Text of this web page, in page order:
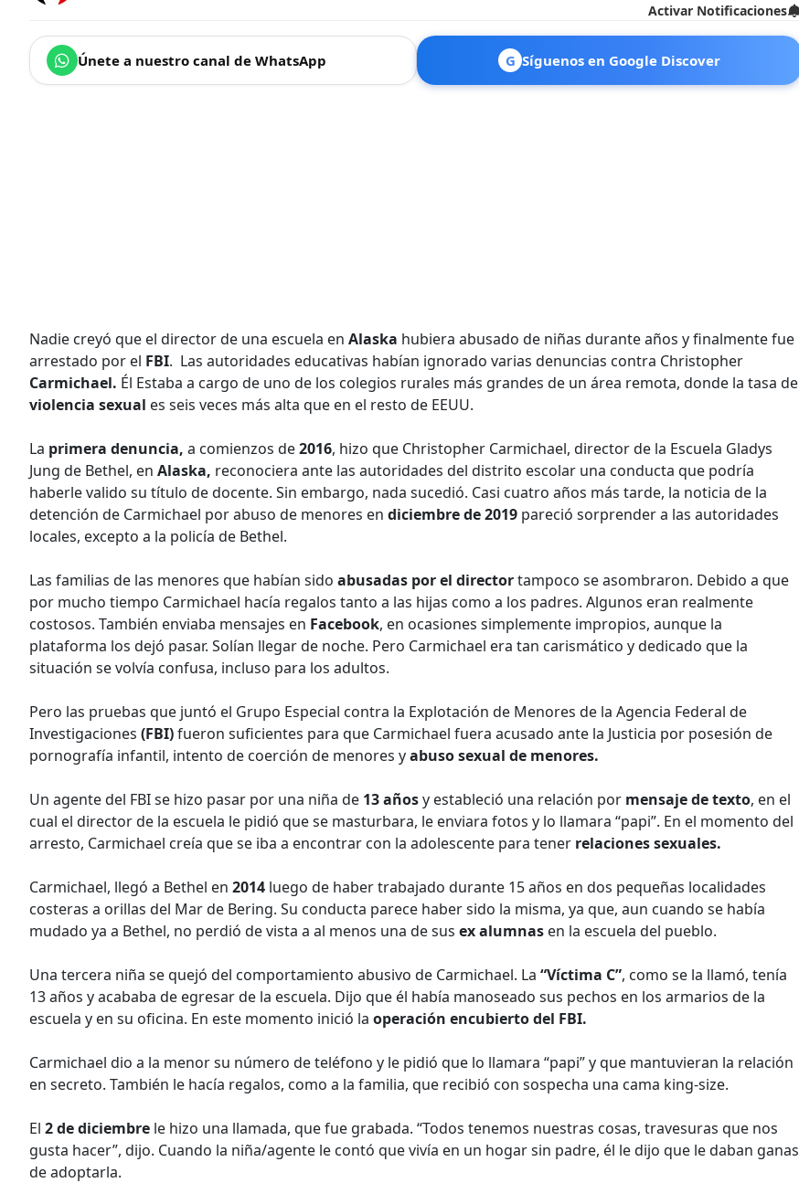
Activar Notificaciones
Únete a nuestro canal de WhatsApp G Síguenos en Google Discover
Nadie creyó que el director de una escuela en Alaska hubiera abusado de niñas durante años y finalmente fue
arrestado por el FBI. Las autoridades educativas habían ignorado varias denuncias contra Christopher
Carmichael. Él Estaba a cargo de uno de los colegios rurales más grandes de un área remota, donde la tasa de
violencia sexual es seis veces más alta que en el resto de EEUU.
La primera denuncia, a comienzos de2016, hizo que Christopher Carmichael, director de la Escuela Gladys
Jung de Bethel, en Alaska, reconociera ante las autoridades del distrito escolar una conducta que podría
haberle valido su título de docente. Sin embargo, nada sucedió. Casi cuatro años más tarde, la noticia de la
detención de Carmichael por abuso de menores en diciembre de 2019 pareció sorprender a las autoridades
locales, excepto a la policía de Bethel.
Las familias de las menores que habían sido abusadas por el directortampoco se asombraron. Debido a que
por mucho tiempo Carmichael hacía regalos tanto a las hijas como a los padres. Algunos eran realmente
costosos. También enviaba mensajes en Facebook, en ocasiones simplemente impropios, aunque la
plataforma los dejó pasar. Solían llegar de noche. Pero Carmichael era tan carismático y dedicado que la
situación se volvía confusa, incluso para los adultos.
Pero las pruebas que juntó el Grupo Especial contra la Explotación de Menores de la Agencia Federal de
Investigaciones (FBI)fueron suficientes para que Carmichael fuera acusado ante la Justicia por posesión de
pornografía infantil, intento de coerción de menores yabuso sexual de menores.
Un agente del FBI se hizo pasar por una niña de 13 añosy estableció una relación por mensaje de texto, en el
cual el director de la escuela le pidió que se masturbara, le enviara fotos y lo llamara “papi”. En el momento del
arresto, Carmichael creía que se iba a encontrar con la adolescente para tener relaciones sexuales.
Carmichael, llegó a Bethel en 2014 luego de haber trabajado durante 15 años en dos pequeñas localidades
costeras a orillas del Mar de Bering. Su conducta parece haber sido la misma, ya que, aun cuando se había
mudado ya a Bethel, no perdió de vista a al menos una de sus ex alumnas en la escuela del pueblo.
Una tercera niña se quejó del comportamiento abusivo de Carmichael. La “Víctima C”, como se la llamó, tenía
13 años y acababa de egresar de la escuela. Dijo que él había manoseado sus pechos en los armarios de la
escuela y en su oficina. En este momento inició la operación encubierto del FBI.
Carmichael dio a la menor su número de teléfono y le pidió que lo llamara “papi” y que mantuvieran la relación
en secreto. También le hacía regalos, como a la familia, que recibió con sospecha una cama king-size.
El 2 de diciembre le hizo una llamada, que fue grabada. “Todos tenemos nuestras cosas, travesuras que nos
gusta hacer”, dijo. Cuando la niña/agente le contó que vivía en un hogar sin padre, él le dijo que le daban ganas
de adoptarla.